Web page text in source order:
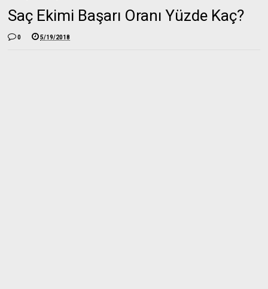
Saç Ekimi Başarı Oranı Yüzde Kaç?
0 5/19/2018